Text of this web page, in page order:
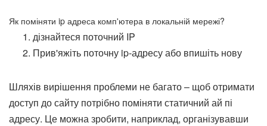
Як поміняти ip адреса комп'ютера в локальній мережі?
дізнайтеся поточний IP
Прив'яжіть поточну ip-адресу або впишіть нову
Шляхів вирішення проблеми не багато – щоб отримати
доступ до сайту потрібно поміняти статичний ай пі
адресу. Це можна зробити, наприклад, організувавши